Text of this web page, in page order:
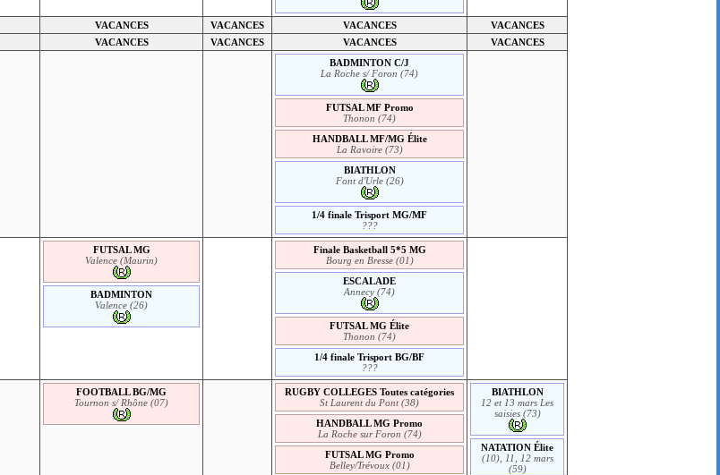
VACANCES VACANCES VACANCES
VACANCES
VACANCES VACANCES VACANCES VACANCES
BADMINTON C/J
La Roche s/ Foron (74)
FUTSAL MF Promo
Thonon (74)
HANDBALL MF/MG Élite
La Ravoire (73)
BIATHLON
Font d'Urle (26)
1/4 finale Trisport MG/MF
???
FUTSAL MG
Valence (Maurin)
BADMINTON
Valence (26)
Finale Basketball 5*5 MG
Bourg en Bresse (01)
ESCALADE
Annecy (74)
FUTSAL MG Élite
Thonon (74)
1/4 finale Trisport BG/BF
???
FOOTBALL BG/MG
Tournon s/ Rhône (07)
RUGBY COLLEGES Toutes catégories
St Laurent du Pont (38)
HANDBALL MG Promo
La Roche sur Foron (74)
FUTSAL MG Promo
Belley/Trévoux (01)
BIATHLON
12 et 13 mars Les
saisies (73)
NATATION Élite
(10), 11, 12 mars
(59)